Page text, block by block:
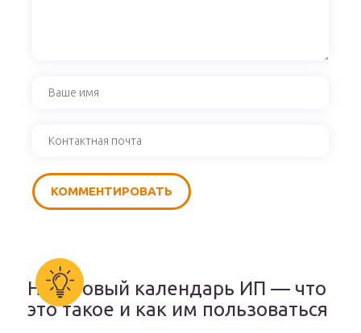
Налоговый календарь ИП — что
это такое и как им пользоваться